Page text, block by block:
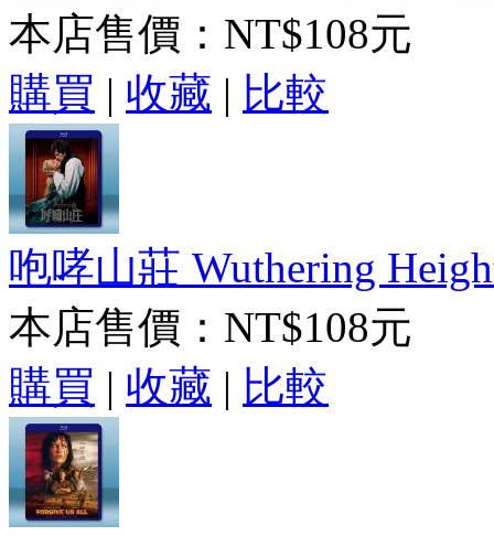
本店售價： NT$108元
購買 | 收藏 | 比較
咆哮山莊 Wuthering
本店售價： NT$108元
購買 | 收藏 | 比較